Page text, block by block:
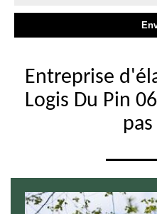
Entreprise
Logis Du Pin